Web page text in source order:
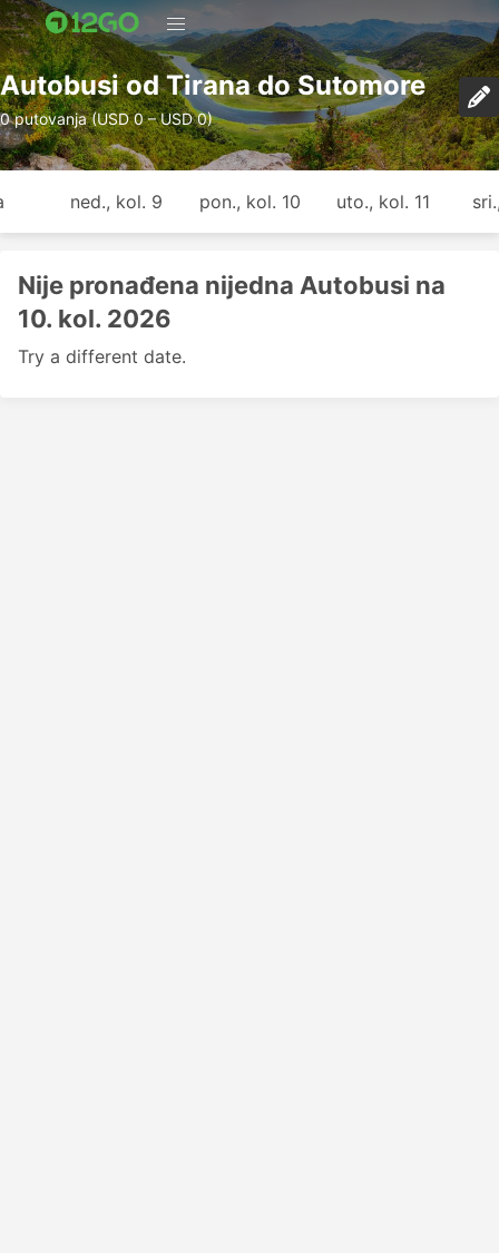
Autobusi od Tirana do Sutomore
0 putovanja (USD 0 – USD 0)
ned., kol. 9 pon., kol. 10 uto., kol. 11
Nije pronađena nijedna Autobusi na
10. kol. 2026
Try a different date.